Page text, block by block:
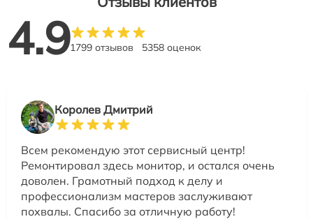
4.91799 отзывов 5358 оценок
Королев Дмитрий
Всем рекомендую этот сервисный центр!
Ремонтировал здесь монитор, и остался очень
доволен. Грамотный подход к делу и
профессионализм мастеров заслуживают
похвалы. Спасибо за отличную работу!